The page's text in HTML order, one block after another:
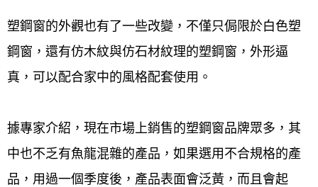
塑鋼窗的外觀也有了一些改變，不僅只侷限於白色塑
鋼窗，還有仿木紋與仿石材紋理的塑鋼窗，外形逼
真，可以配合家中的風格配套使用。
據專家介紹，現在市場上銷售的塑鋼窗品牌眾多，其
中也不乏有魚龍混雜的產品，如果選用不合規格的產
品，用過一個季度後，產品表面會泛黃，而且會起